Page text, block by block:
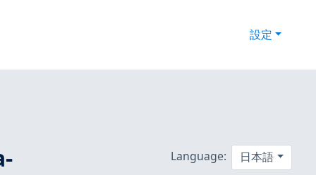
設定
Language: 日本語